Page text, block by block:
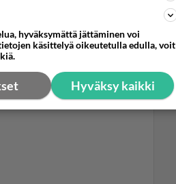
hyväksymättä jättäminen voi
käsittelyä oikeutetulla edulla, voit
Hyväksy kaikki